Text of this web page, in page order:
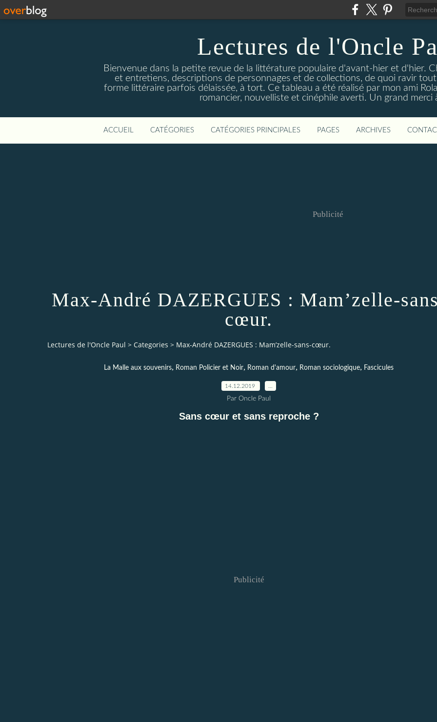
Lectures de l'Oncle
Bienvenue dans la petite revue de la littérature populaire d'avant-hier et d'hier.
et entretiens, descriptions de personnages et de collections, de quoi ravir
forme littéraire parfois délaissée, à tort. Ce tableau a été réalisé par mon ami
romancier, nouvelliste et cinéphile averti. Un grand merci
ACCUEIL CATÉGORIES CATÉGORIES PRINCIPALES PAGES ARCHIVES
Publicité
Max-André DAZERGUES : Mam’zelle-
cœur.
Lectures de l'Oncle Paul > Categories > Max-André DAZERGUES : Mam’zelle-sans-cœur.
La Malle aux souvenirs, Roman Policier et Noir, Roman d'amour, Roman sociologique, Fascicules
14.12.2019
Par Oncle Paul
Sans cœur et sans reproche ?
Publicité